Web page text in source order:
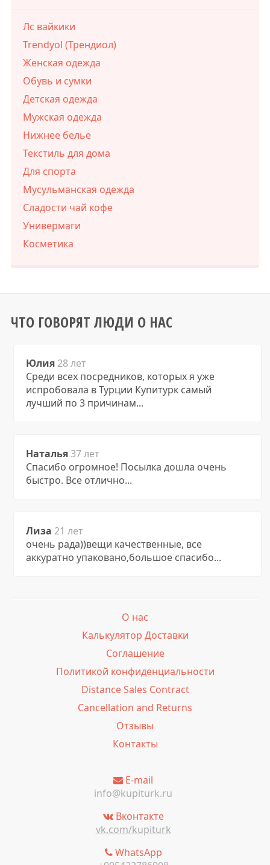
Лс вайкики
Trendyol (Трендиол)
Женская одежда
Обувь и сумки
Детская одежда
Мужская одежда
Нижнее белье
Текстиль для дома
Для спорта
Мусульманская одежда
Сладости чай кофе
Универмаги
Косметика
ЧТО ГОВОРЯТ ЛЮДИ О НАС
Юлия 28 лет
Среди всех посредников, которых я уже
испробовала в Турции Купитурк самый
лучший по 3 причинам...
Наталья37 лет
Спасибо огромное! Посылка дошла очень
быстро. Все отлично...
Лиза 21 лет
очень рада))вещи качественные, все
аккуратно упаковано,большое спасибо...
О нас
Калькулятор Доставки
Соглашение
Политикой конфиденциальности
Distance Sales Contract
Cancellation and Returns
Отзывы
Контакты
E-mail
info@kupiturk.ru
Вконтакте
vk.com/kupiturk
WhatsApp